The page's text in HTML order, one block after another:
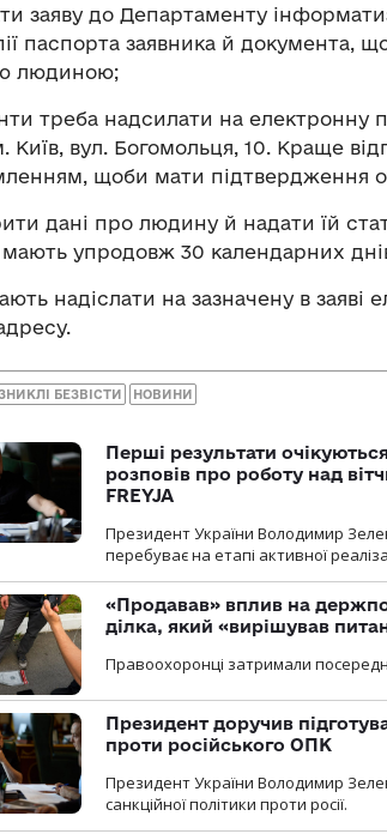
заяву до Департаменту
паспорта заявника й документа,
людиною;
треба надсилати на електронну
вул. Богомольця, 10. Краще
щоби мати підтвердження
дані про людину й надати їй
упродовж 30 календарних
надіслати на зазначену в
БЕЗВІСТИ НОВИНИ
Перші результати
розповів про роботу над
FREYJA
Президент України Володимир
перебуває на етапі активної
«Продавав» вплив на
ділка, який «вирішував
Правоохоронці затримали
Президент доручив
проти російського ОПК
Президент України Володимир
санкційної політики проти росії.